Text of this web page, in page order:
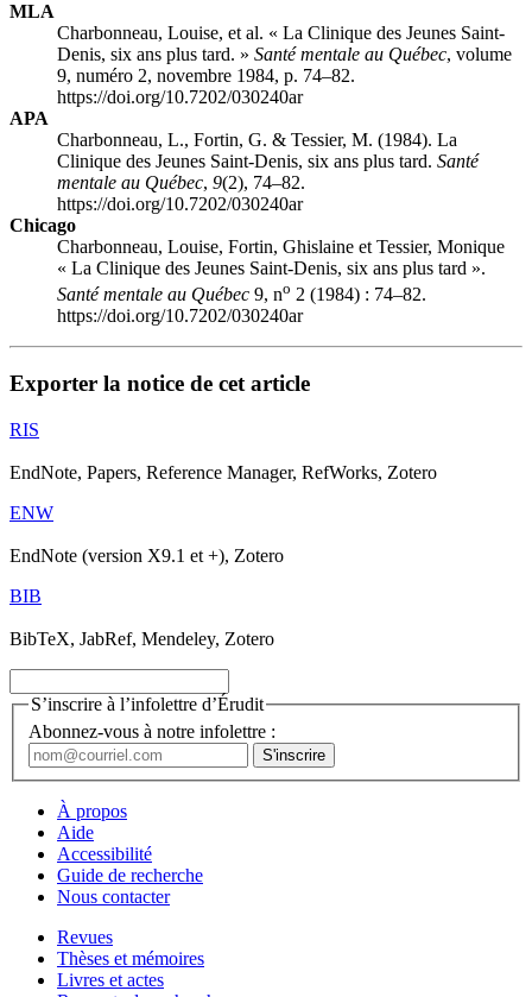
MLA
Charbonneau, Louise, et al. « La Clinique des Jeunes Saint-
Denis, six ans plus tard. » Santé mentale au Québec, volume
9, numéro 2, novembre 1984, p. 74–82.
https://doi.org/10.7202/030240ar
APA
Charbonneau, L., Fortin, G. & Tessier, M. (1984). La
Clinique des Jeunes Saint-Denis, six ans plus tard. Santé
mentale au Québec, 9(2), 74–82.
https://doi.org/10.7202/030240ar
Chicago
Charbonneau, Louise, Fortin, Ghislaine et Tessier, Monique
« La Clinique des Jeunes Saint-Denis, six ans plus tard ».
Santé mentale au Québec 9, no 2 (1984) : 74–82.
https://doi.org/10.7202/030240ar
Exporter la notice de cet article
RIS
EndNote, Papers, Reference Manager, RefWorks, Zotero
ENW
EndNote (version X9.1 et +), Zotero
BIB
BibTeX, JabRef, Mendeley, Zotero
S’inscrire à l’infolettre d’Érudit
Abonnez-vous à notre infolettre :
À propos
Aide
Accessibilité
Guide de recherche
Nous contacter
Revues
Thèses et mémoires
Livres et actes